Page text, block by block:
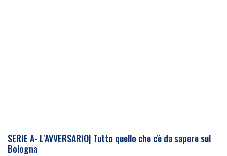
SERIE A- L'AVVERSARIO| Tutto quello che c'è da sapere sul
Bologna